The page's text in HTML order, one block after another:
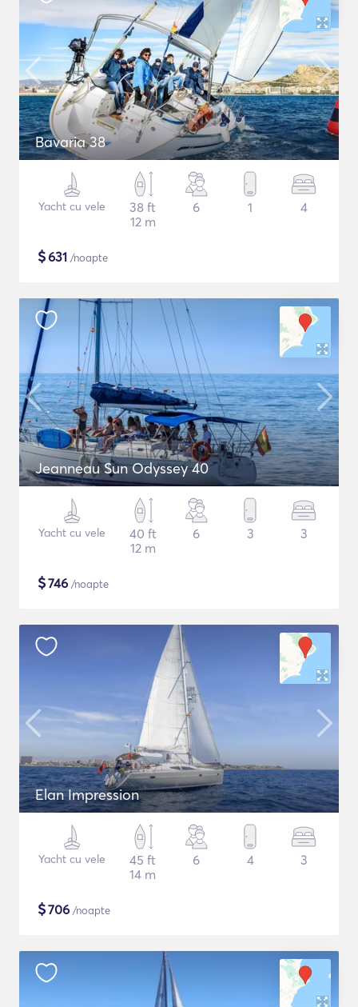
Bavaria 38
Yacht cu vele
38 ft
12 m
6 1 4
$631 /noapte
Jeanneau Sun Odyssey 40
Yacht cu vele
40 ft
12 m
6 3 3
$746 /noapte
Elan Impression
Yacht cu vele
45 ft
14 m
6 4 3
$706 /noapte